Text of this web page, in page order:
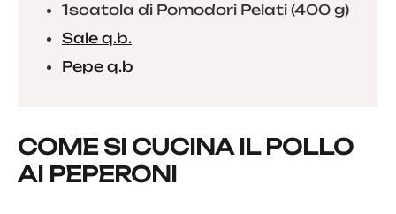
1scatola di Pomodori Pelati (400 g)
Sale q.b.
Pepe q.b
COME SI CUCINA IL POLLO
AI PEPERONI